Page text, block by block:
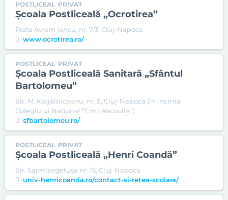
POSTLICEAL PRIVAT
Şcoala Postliceală „Ocrotirea”
Piaţa Avram Iancu, nr. 7/3, Cluj-Napoca
www.ocrotirea.ro/
POSTLICEAL PRIVAT
Şcoala Postliceală Sanitară „Sfântul
Bartolomeu”
Str. M. Kogălniceanu, nr. 9, Cluj-Napoca (în incinta
Colegiului Național “Emil Racoviță”)
sfbartolomeu.ro/
POSTLICEAL PRIVAT
Şcoala Postliceală „Henri Coandă”
Str. Sarmizegetusa nr. 15, Cluj-Napoca
univ-henricoanda.ro/contact-si-retea-scolara/